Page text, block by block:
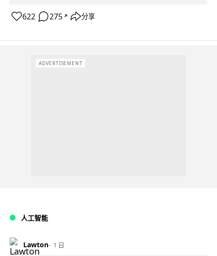
622 275 ↗ 分享
ADVERTISEMENT
人工智能
Lawton 1 日